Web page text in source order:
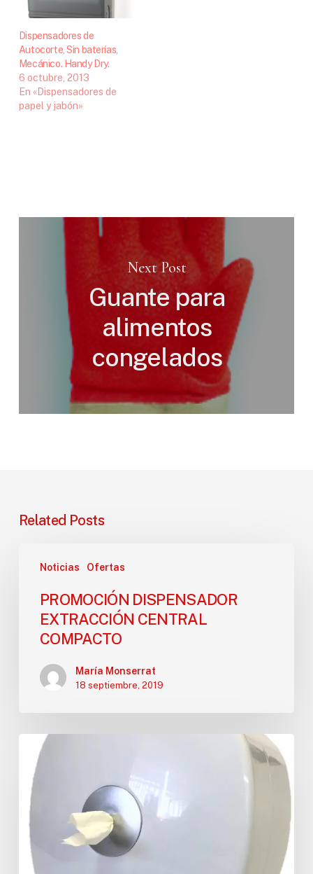
Enfermedades
Respiratorias (CIBERES),
analizó durante tres
años…
Dispensadores de
Autocorte, Sin baterías,
Mecánico. Handy Dry.
6 octubre, 2013
En «Dispensadores de
papel y jabón»
Next Post
Guante para
alimentos
congelados
Related Posts
Noticias Ofertas
DISPENSADOR
CENTRAL
COMPACTO
PROMOCIÓN DISPENSADOR
EXTRACCIÓN CENTRAL
COMPACTO
María Monserrat
18 septiembre, 2019
DISPENSADOR
HIGIÉNICO
EXTRACCIÓN
CENTRAL
COMPACTO